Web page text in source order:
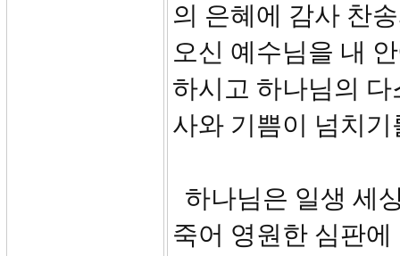
의 은혜에 감사 찬
오신 예수님을 내
하시고 하나님의
사와 기쁨이 넘치
하나님은 일생 세
죽어 영원한 심판